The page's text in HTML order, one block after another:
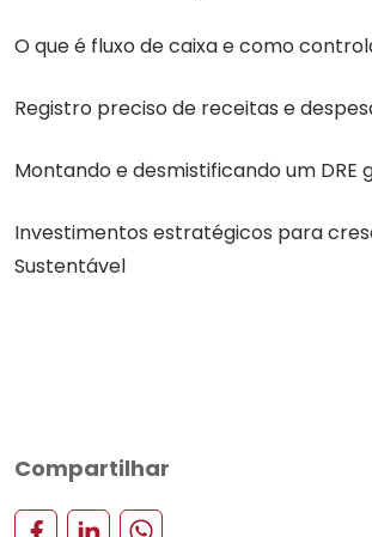
O que é fluxo de caixa e como
Registro preciso de receitas e
Montando e desmistificando um DRE
Investimentos estratégicos para
Sustentável
Compartilhar